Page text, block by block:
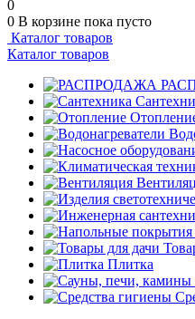
0
0 В корзине пока пусто
Каталог товаров
Каталог товаров
Плитка